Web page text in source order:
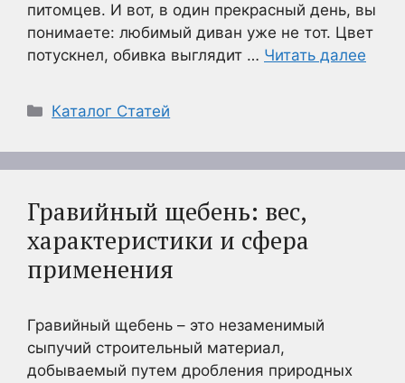
питомцев. И вот, в один прекрасный день, вы
понимаете: любимый диван уже не тот. Цвет
потускнел, обивка выглядит … Читать далее
Рубрики
Каталог Статей
Гравийный щебень: вес,
характеристики и сфера
применения
Гравийный щебень – это незаменимый
сыпучий строительный материал,
добываемый путем дробления природных